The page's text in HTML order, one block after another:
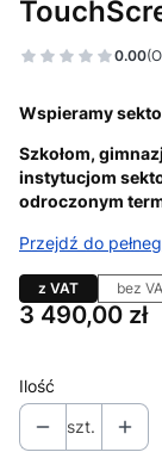
0.00
Wspieramy
Szkołom,
instytucjom
odroczonym
Przejdź do
z VAT bez
Cena
3 490,00 zł
Ilość
szt.